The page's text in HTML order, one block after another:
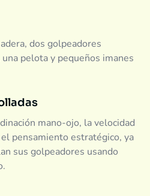
dos golpeadores
pelota y pequeños imanes
mano-ojo, la velocidad
pensamiento estratégico, ya
sus golpeadores usando